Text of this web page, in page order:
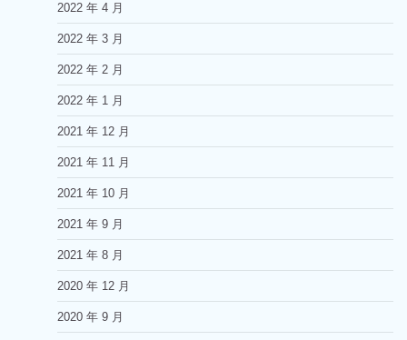
2022 年 4 月
2022 年 3 月
2022 年 2 月
2022 年 1 月
2021 年 12 月
2021 年 11 月
2021 年 10 月
2021 年 9 月
2021 年 8 月
2020 年 12 月
2020 年 9 月